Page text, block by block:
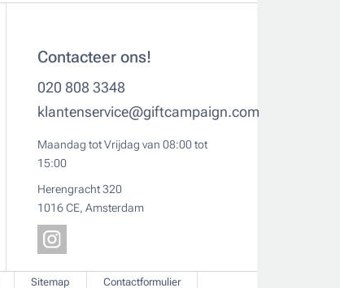
Contacteer ons!
020 808 3348
klantenservice@giftcampaign.com
Maandag tot Vrijdag van 08:00 tot
15:00
Herengracht 320
1016 CE, Amsterdam
Sitemap Contactformulier